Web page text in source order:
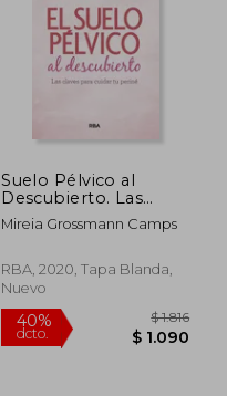
Suelo Pélvico al
Descubierto. Las
Claves Para Cuidar tu
Periné: Las Claves
(Práctica)
Mireia Grossmann Camps
RBA, 2020, Tapa Blanda,
Nuevo